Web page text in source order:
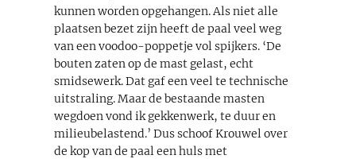
kunnen worden opgehangen. Als niet alle
plaatsen bezet zijn heeft de paal veel weg
van een voodoo-poppetje vol spijkers. ‘De
bouten zaten op de mast gelast, echt
smidsewerk. Dat gaf een veel te technische
uitstraling. Maar de bestaande masten
wegdoen vond ik gekkenwerk, te duur en
milieubelastend.’ Dus schoof Krouwel over
de kop van de paal een huls met